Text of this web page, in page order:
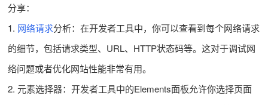
分享：
1. 网络请求分析：在开发者工具中，你可以查看到每个网络请求
的细节，包括请求类型、URL、HTTP状态码等。这对于调试网
络问题或者优化网站性能非常有用。
2. 元素选择器：开发者工具中的Elements面板允许你选择页面